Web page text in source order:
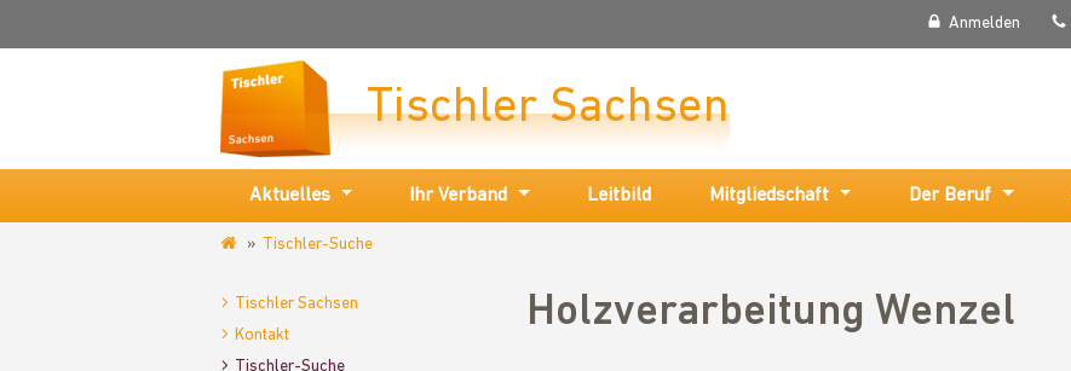
Tischler Sachsen
Anmelden
Aktuelles Ihr Verband Leitbild Mitgliedschaft Der Beruf
sachsen.de
Tischler-Suche
Tischler Sachsen
Kontakt
Tischler-Suche
Holzverarbeitung Wenzel